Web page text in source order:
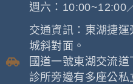
週六：10:00~12:00
交通資訊：東湖捷
城斜對面。
國道一號東湖交流道
診所旁邊有多座公